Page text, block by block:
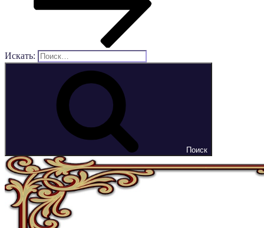
Искать:
Поиск